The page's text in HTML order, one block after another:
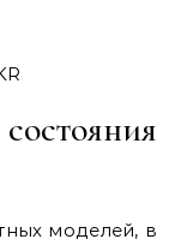
моделей, в